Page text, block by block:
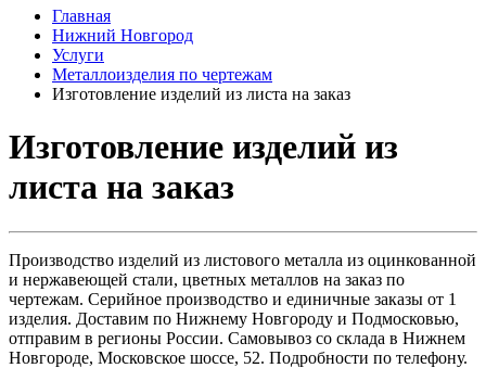
Главная
Нижний Новгород
Услуги
Металлоизделия по чертежам
Изготовление изделий из листа на заказ
Изготовление изделий из
листа на заказ
Производство изделий из листового металла из оцинкованной
и нержавеющей стали, цветных металлов на заказ по
чертежам. Серийное производство и единичные заказы от 1
изделия. Доставим по Нижнему Новгороду и Подмосковью,
отправим в регионы России. Самовывоз со склада в Нижнем
Новгороде, Московское шоссе, 52. Подробности по телефону.